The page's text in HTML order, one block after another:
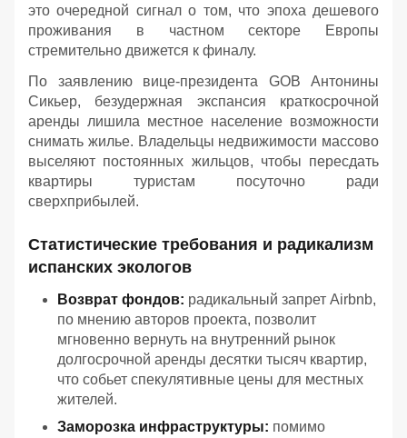
это очередной сигнал о том, что эпоха дешевого
проживания в частном секторе Европы
стремительно движется к финалу.
По заявлению вице-президента GOB Антонины
Сикьер, безудержная экспансия краткосрочной
аренды лишила местное население возможности
снимать жилье. Владельцы недвижимости массово
выселяют постоянных жильцов, чтобы пересдать
квартиры туристам посуточно ради
сверхприбылей.
Статистические требования и радикализм
испанских экологов
Возврат фондов: радикальный запрет Airbnb,
по мнению авторов проекта, позволит
мгновенно вернуть на внутренний рынок
долгосрочной аренды десятки тысяч квартир,
что собьет спекулятивные цены для местных
жителей.
Заморозка инфраструктуры: помимо